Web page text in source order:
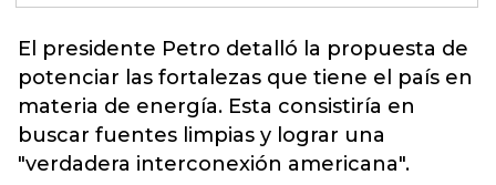
El presidente Petro detalló la propuesta de
potenciar las fortalezas que tiene el país en
materia de energía. Esta consistiría en
buscar fuentes limpias y lograr una
"verdadera interconexión americana".